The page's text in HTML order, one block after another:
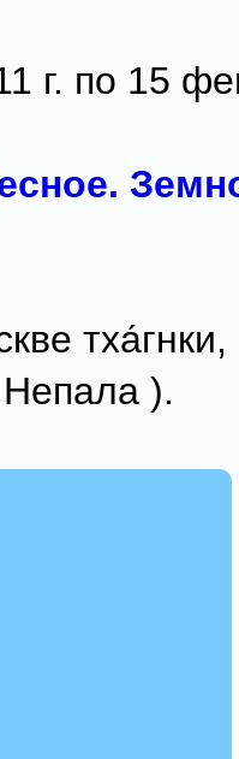
г. по 15
).